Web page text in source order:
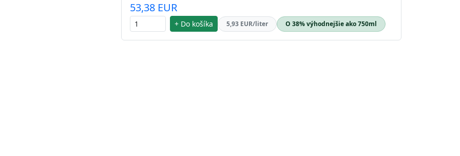
53,38 EUR
+ Do košíka 5,93 EUR/liter O 38% výhodnejšie ako 750ml